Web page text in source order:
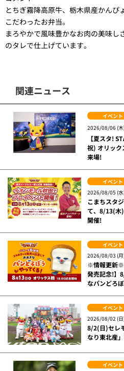
とちぎ霧降高原牛、栃木県産かんぴ
こだわったお弁当。
まろやかで風味豊かなお肉の美味し
のタレで仕上げています。
関連ニュース
イベント
2026/08/06 (
【夏スタ!
祝) オリック
来場!
イベント
2026/08/05 (
こまちスタ
て、8/13(木
開催!
イベント
2026/08/03 (
※情報更新※
発売記念!】
なパンどろ
イベント
2026/08/02 (
8/2(日)セレ
なり東北産
イベント